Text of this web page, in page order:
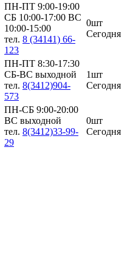
ПН-ПТ 9:00-19:00
СБ 10:00-17:00 ВС
10:00-15:00
тел. 8 (34141) 66-
123
0шт
Сегодня
ПН-ПТ 8:30-17:30
СБ-ВС выходной
тел. 8(3412)904-
573
1шт
Сегодня
ПН-СБ 9:00-20:00
ВС выходной
тел. 8(3412)33-99-
29
0шт
Сегодня